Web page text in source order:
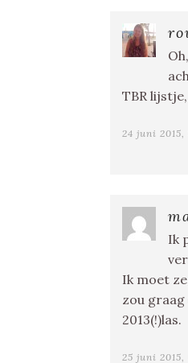
TBR
24 juni 2015,
Ik
Ik moet
zou graag
2013(!)las.
25 juni 2015,